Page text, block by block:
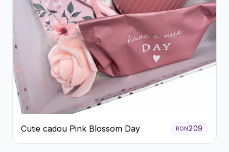
Cutie cadou Pink Blossom Day RON209